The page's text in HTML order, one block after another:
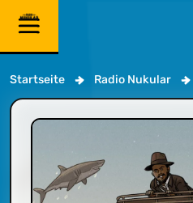
Startseite Radio Nukular